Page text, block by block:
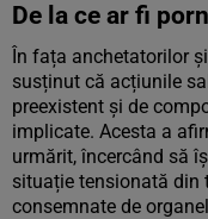
De la ce ar fi
În fața anchetatorilor
susținut că acțiunile
preexistent și de
implicate. Acesta a
urmărit, încercând să
situație tensionată din
consemnate de